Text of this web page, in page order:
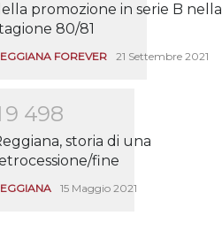
promozione in serie B nella
80/81
FOREVER 21 Settembre 2021
9 498
storia di una
fine
15 Maggio 2021